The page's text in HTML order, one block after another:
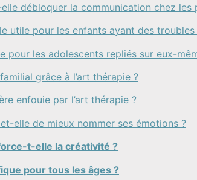
débloquer la communication chez les
utile pour les enfants ayant des
pour les adolescents repliés sur eux-
grâce à l’art thérapie ?
enfouie par l’art thérapie ?
elle de mieux nommer ses émotions ?
t-elle la créativité ?
pour tous les âges ?